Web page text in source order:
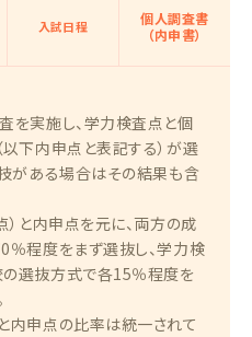
入試日程
個人調査書
（内申書）
を実施し、学力検査点と個
以下内申点と表記する）が選
技がある場合はその結果も含
と内申点を元に、両方の成
程度をまず選抜し、学力検
選抜方式で各15％程度を
内申点の比率は統一されて